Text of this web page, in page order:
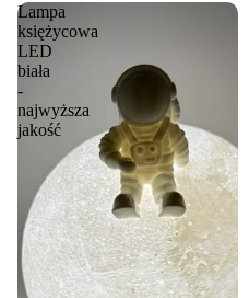
Lampa
księżycowa
LED
biała
-
najwyższa
jakość